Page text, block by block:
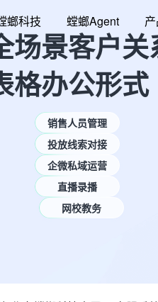
螂科技 螳螂Agent
场景客户
格办公形式
销售人员管理
投放线索对接
企微私域运营
直播录播
网校教务